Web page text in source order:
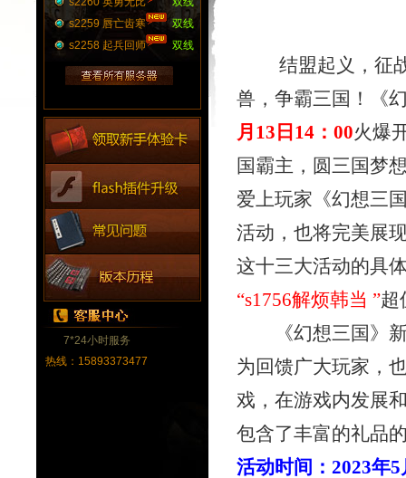
s2259 唇亡齿寒
双线
s2258 起兵回师
双线
7*24小时服务
热线：15893373477
结盟起义，征战
兽，争霸三国！《
月13日 14：00火爆
国霸主，圆三国梦
爱上玩家《幻想三
活动，也将完美展
这十三大活动的具
“s1756解烦韩当”超
《幻想三国》新
为回馈广大玩家，
戏，在游戏内发展
包含了丰富的礼品
活动时间：2023年